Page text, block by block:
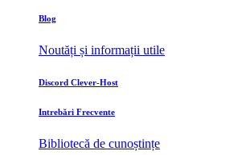
Blog
Noutăți și informații utile
Discord Clever-Host
Intrebări Frecvente
Bibliotecă de cunoștințe